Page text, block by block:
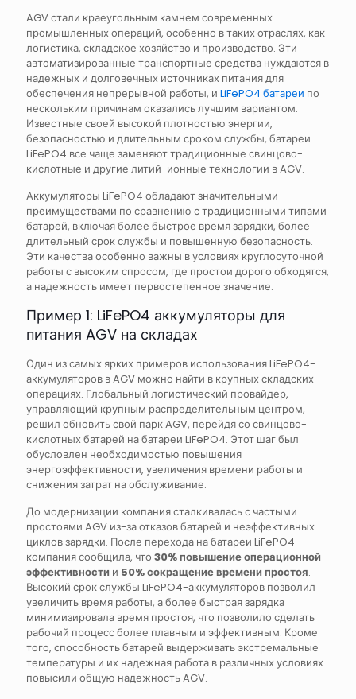
AGV стали краеугольным камнем современных
промышленных операций, особенно в таких отраслях, как
логистика, складское хозяйство и производство. Эти
автоматизированные транспортные средства нуждаются в
надежных и долговечных источниках питания для
обеспечения непрерывной работы, и LiFePO4 батареи по
нескольким причинам оказались лучшим вариантом.
Известные своей высокой плотностью энергии,
безопасностью и длительным сроком службы, батареи
LiFePO4 все чаще заменяют традиционные свинцово-
кислотные и другие литий-ионные технологии в AGV.
Аккумуляторы LiFePO4 обладают значительными
преимуществами по сравнению с традиционными типами
батарей, включая более быстрое время зарядки, более
длительный срок службы и повышенную безопасность.
Эти качества особенно важны в условиях круглосуточной
работы с высоким спросом, где простои дорого обходятся,
а надежность имеет первостепенное значение.
Пример 1: LiFePO4 аккумуляторы для
питания AGV на складах
Один из самых ярких примеров использования LiFePO4-
аккумуляторов в AGV можно найти в крупных складских
операциях. Глобальный логистический провайдер,
управляющий крупным распределительным центром,
решил обновить свой парк AGV, перейдя со свинцово-
кислотных батарей на батареи LiFePO4. Этот шаг был
обусловлен необходимостью повышения
энергоэффективности, увеличения времени работы и
снижения затрат на обслуживание.
До модернизации компания сталкивалась с частыми
простоями AGV из-за отказов батарей и неэффективных
циклов зарядки. После перехода на батареи LiFePO4
компания сообщила, что 30% повышение операционной
эффективности и 50% сокращение времени простоя.
Высокий срок службы LiFePO4-аккумуляторов позволил
увеличить время работы, а более быстрая зарядка
минимизировала время простоя, что позволило сделать
рабочий процесс более плавным и эффективным. Кроме
того, способность батарей выдерживать экстремальные
температуры и их надежная работа в различных условиях
повысили общую надежность AGV.